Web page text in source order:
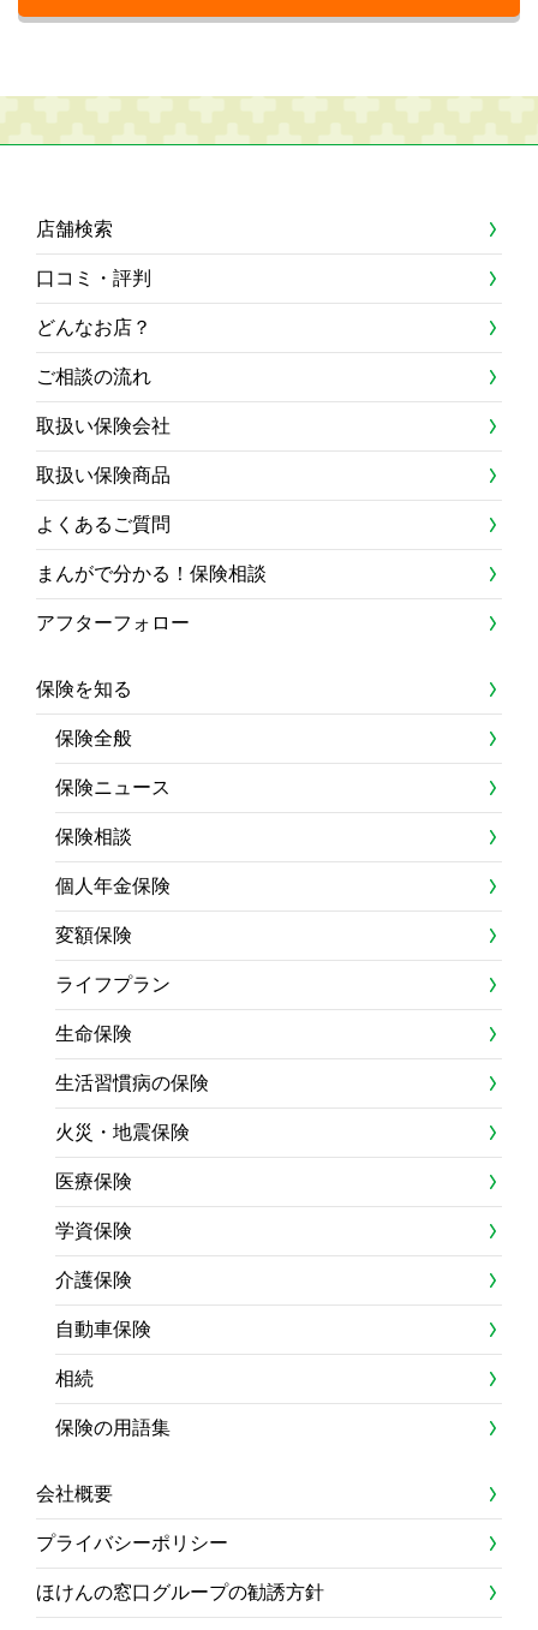
店舗検索
口コミ・評判
どんなお店？
ご相談の流れ
取扱い保険会社
取扱い保険商品
よくあるご質問
まんがで分かる！保険相談
アフターフォロー
保険を知る
保険全般
保険ニュース
保険相談
個人年金保険
変額保険
ライフプラン
生命保険
生活習慣病の保険
火災・地震保険
医療保険
学資保険
介護保険
自動車保険
相続
保険の用語集
会社概要
プライバシーポリシー
ほけんの窓口グループの勧誘方針